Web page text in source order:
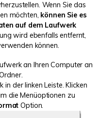
Wenn Sie das
möchten, können Sie es
auf dem Laufwerk
wird ebenfalls entfernt,
können.
an Ihren Computer an
in der linken Leiste. Klicken
die Menüoptionen zu
Option.